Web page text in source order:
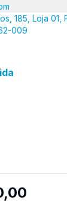
185, Loja 01,
009